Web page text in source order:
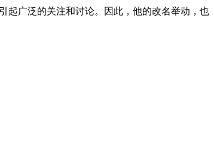
起广泛的关注和讨论。因此，他的改名举动，也